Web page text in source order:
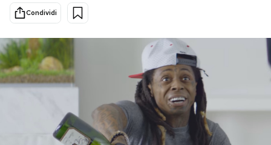
Scienza
Economia
Sport
Altrecose
Mondiali calcio 2026
PODCAST
Condividi